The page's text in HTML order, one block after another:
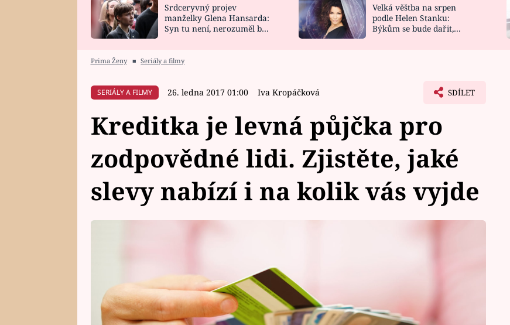
HOROSKOP NA
CELEBRITY
VAŘENÍ
NOVINKY
VIDEORECEPTY
DESIGN
Srdceryvný projev
manželky Glena Hansarda:
Syn tu není, nerozuměl by
Velká věštba na srpen
podle Helen Stanku:
Býkům se bude dařit,
Prima Ženy ■ Seriály a filmy
SERIÁLY A FILMY 26. ledna 2017 01:00 Iva Kropáčková SDÍLET
Kreditka je levná půjčka pro
zodpovědné lidi. Zjistěte, jaké
slevy nabízí i na kolik vás vyjde